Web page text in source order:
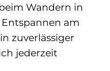
Wandern in
am
zuverlässiger
jederzeit